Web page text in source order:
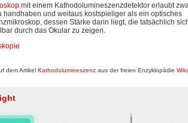
mit einem Kathodolumineszenzdetektor erlaubt
handhaben und weitaus kostspieliger als ein optisches
dessen Stärke darin liegt, die tatsächlich
durch das Okular zu zeigen.
dem Artikel Kathodolumineszenz aus der freien Enzyklopädie